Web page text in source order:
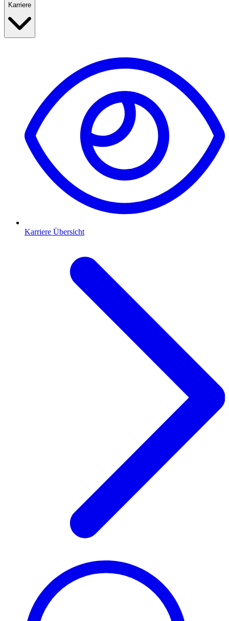
Karriere
Karriere Übersicht